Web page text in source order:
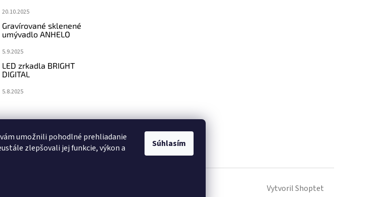
umožnili pohodlné prehliadanie
zlepšovali jej funkcie, výkon a
Súhlasím
20.10.2025
Gravírované sklenené
umývadlo ANHELO
5.9.2025
LED zrkadla BRIGHT
DIGITAL
5.8.2025
Vytvoril Shoptet